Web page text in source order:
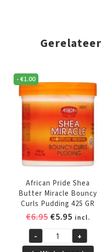
-€1.00
African Pride Shea
Butter Miracle Bouncy
Curls Pudding 425 GR
€6.95
was:
€5.95Huidige
prijs
is:
incl.
African
- +